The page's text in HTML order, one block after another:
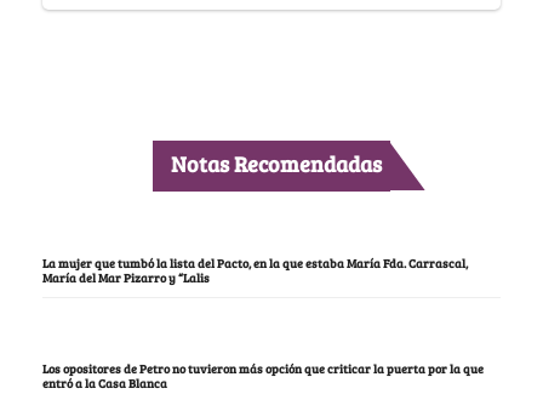
Notas Recomendadas
La mujer que tumbó la lista del Pacto, en la que estaba María Fda. Carrascal,
María del Mar Pizarro y “Lalis
Los opositores de Petro no tuvieron más opción que criticar la puerta por la que
entró a la Casa Blanca